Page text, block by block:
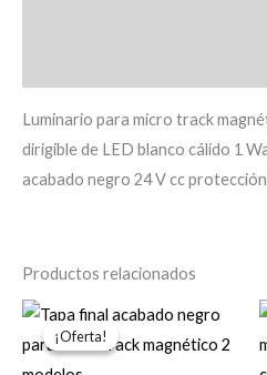
Luminario para micro track
dirigible de LED blanco cálido 1
acabado negro 24 V cc
Productos relacionados
¡Oferta!
¡Oferta!
El
precio
original
El
precio
actual